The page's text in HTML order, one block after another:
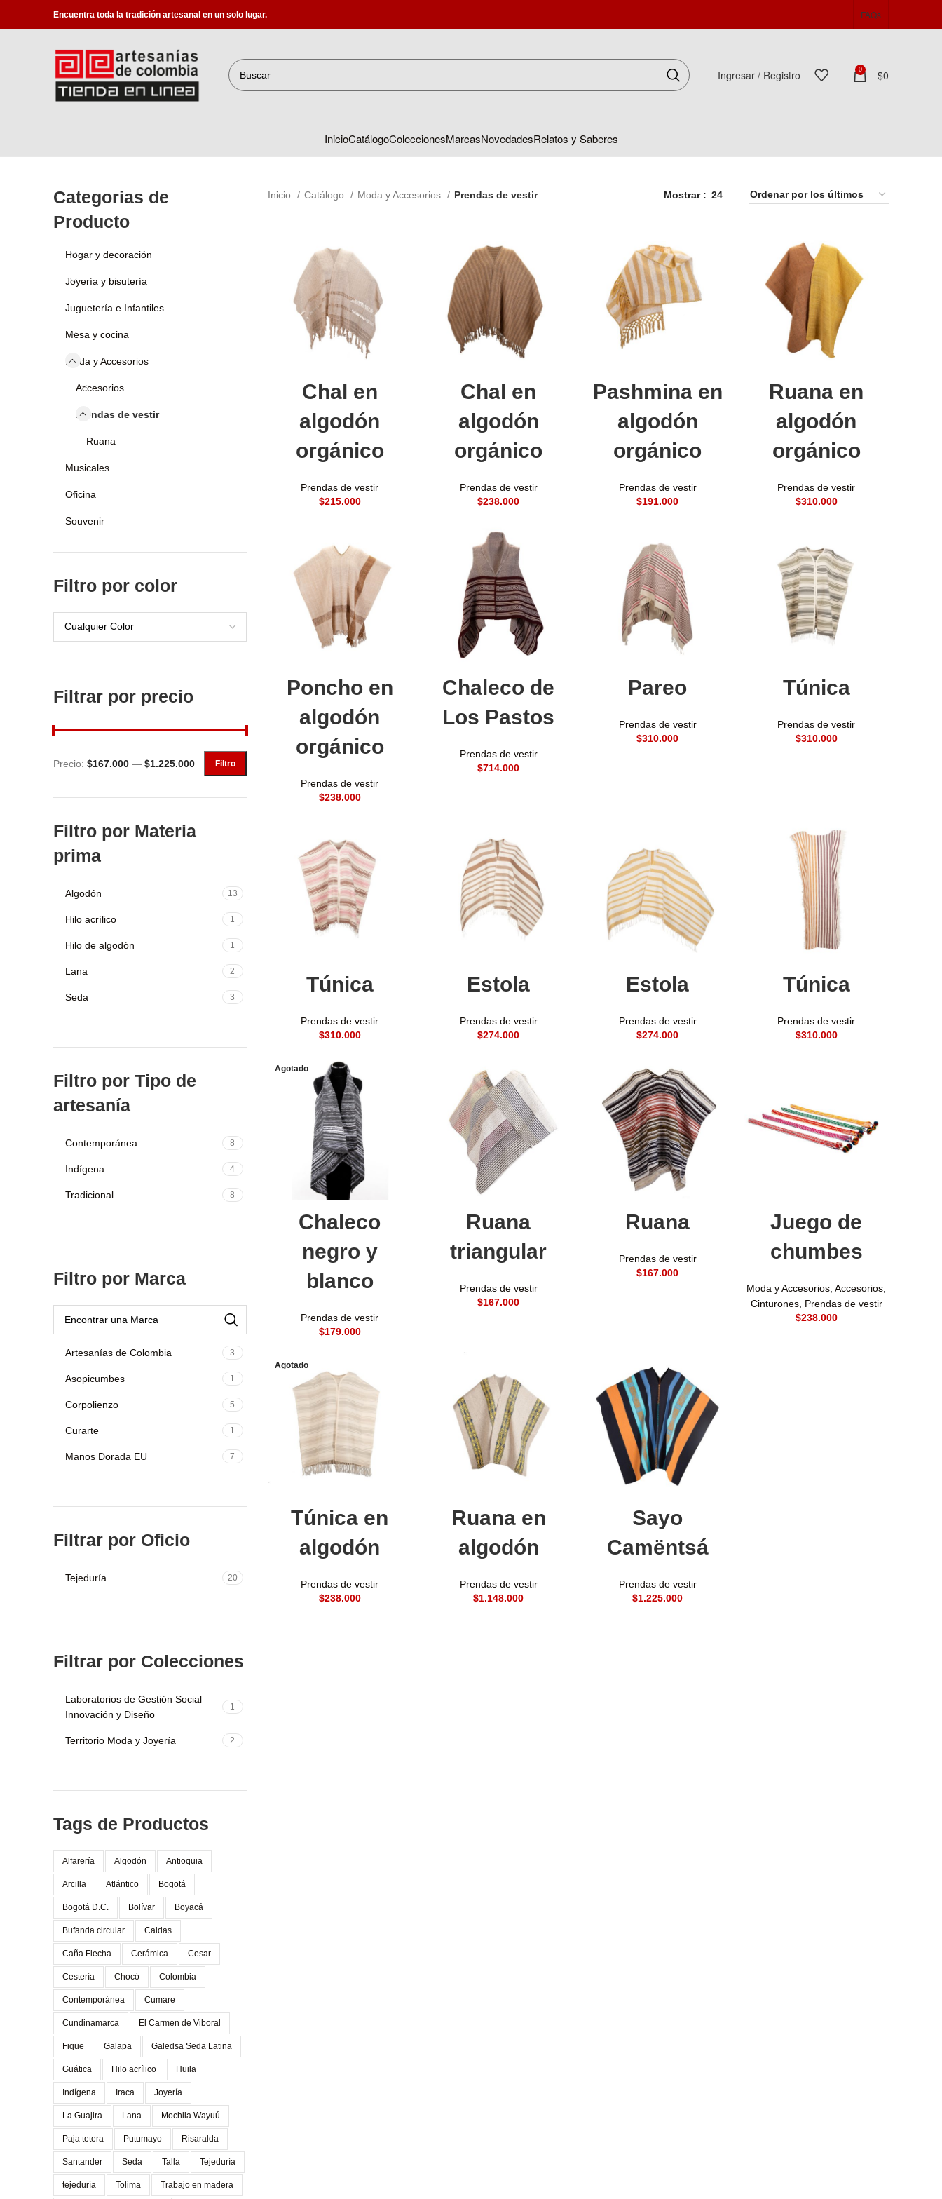
Encuentra toda la tradición artesanal en un solo lugar. FAQs
Ingresar / Registro 0 $0
InicioCatálogoColeccionesMarcasNovedadesRelatos y Saberes
Categorias de
Producto
Hogar y decoración
Joyería y bisutería
Juguetería e Infantiles
Mesa y cocina
Moda y Accesorios
Accesorios
Prendas de vestir
Ruana
Musicales
Oficina
Souvenir
Filtro por color
Cualquier Color
Filtrar por precio
Filtro
Precio: $167.000 — $1.225.000
Filtro por Materia
prima
Algodón 13
Hilo acrílico 1
Hilo de algodón 1
Lana 2
Seda 3
Filtro por Tipo de
artesanía
Contemporánea 8
Indígena 4
Tradicional 8
Filtro por Marca
Artesanías de Colombia 3
Asopicumbes 1
Corpolienzo 5
Curarte 1
Manos Dorada EU 7
Filtrar por Oficio
Tejeduría 20
Filtrar por Colecciones
Laboratorios de Gestión Social
Innovación y Diseño
1
Territorio Moda y Joyería 2
Tags de Productos
Alfarería Algodón Antioquia
Arcilla Atlántico Bogotá
Bogotá D.C. Bolívar Boyacá
Bufanda circular Caldas
Caña Flecha Cerámica Cesar
Cestería Chocó Colombia
Contemporánea Cumare
Cundinamarca El Carmen de Viboral
Fique Galapa Galedsa Seda Latina
Guática Hilo acrílico Huila
Indígena Iraca Joyería
La Guajira Lana Mochila Wayuú
Paja tetera Putumayo Risaralda
Santander Seda Talla Tejeduría
tejeduría Tolima Trabajo en madera
Inicio Catálogo Moda y Accesorios Prendas de vestir Mostrar 24
Chal en
algodón
orgánico
Prendas de vestir
$
Chal en
algodón
orgánico
Prendas de vestir
$
Pashmina en
algodón
orgánico
Prendas de vestir
$
Ruana en
algodón
orgánico
Prendas de vestir
$
Poncho en
algodón
orgánico
Prendas de vestir
$
Chaleco de
Los Pastos
Prendas de vestir
$
Pareo
Prendas de vestir
$
Túnica
Prendas de vestir
$
Túnica
Prendas de vestir
$
Estola
Prendas de vestir
$
Estola
Prendas de vestir
$
Túnica
Prendas de vestir
$
Agotado
Chaleco
negro y
blanco
Prendas de vestir
$
Ruana
triangular
Prendas de vestir
$
Ruana
Prendas de vestir
$
Juego de
chumbes
Moda y Accesorios ,Accesorios
Cinturones, Prendas de vestir
$
Agotado
Túnica en
algodón
Prendas de vestir
$
Ruana en
algodón
Prendas de vestir
$
Sayo
Camëntsá
Prendas de vestir
$